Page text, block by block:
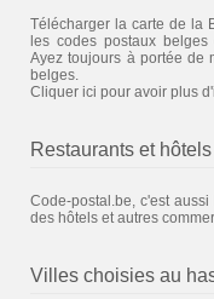
Télécharger la carte de la
les codes postaux belges
Ayez toujours à portée de
belges.
Cliquer ici pour avoir plus
Restaurants et hôtels
Code-postal.be, c'est
des hôtels et autres
Villes choisies au